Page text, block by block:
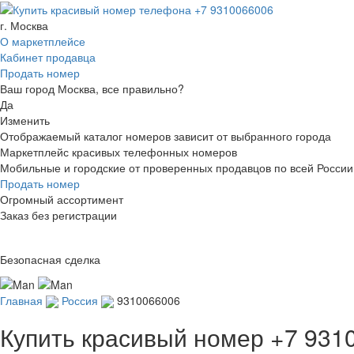
г. Москва
О маркетплейсе
Кабинет продавца
Продать номер
Ваш город Москва, все правильно?
Да
Изменить
Отображаемый каталог номеров зависит от выбранного города
Маркетплейс красивых телефонных номеров
Мобильные и городские от проверенных продавцов по всей России
Продать номер
Огромный ассортимент
Заказ без регистрации
Безопасная сделка
Главная Россия 9310066006
Купить красивый номер +7